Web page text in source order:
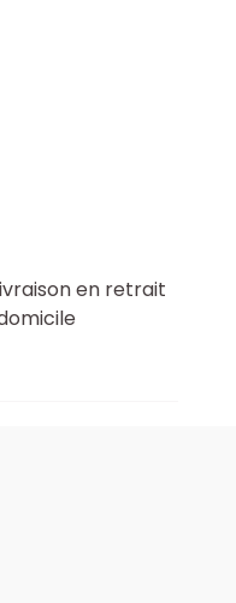
en retrait